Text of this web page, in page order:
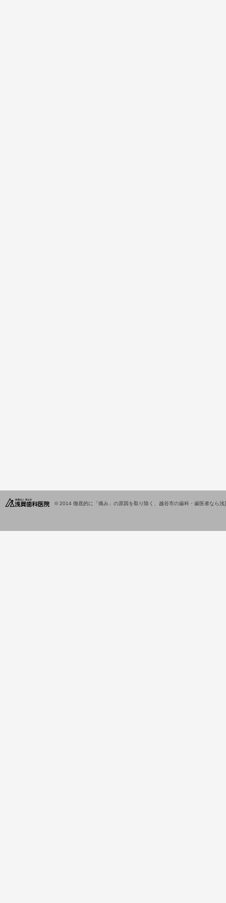
© 2014 徹底的に「痛み」の原因を取り除く、越谷市の歯科・歯医者なら